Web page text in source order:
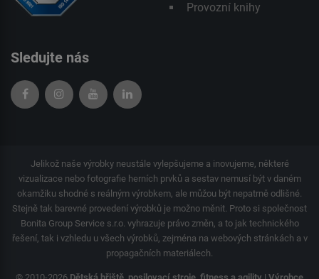
Provozní knihy
Sledujte nás
Jelikož naše výrobky neustále vylepšujeme a inovujeme, některé
vizualizace nebo fotografie herních prvků a sestav nemusí být v daném
okamžiku shodné s reálným výrobkem, ale můžou být nepatrně odlišné.
Stejně tak barevné provedení výrobků je možno měnit. Proto si společnost
Bonita Group Service s.r.o. vyhrazuje právo změn, a to jak technického
řešení, tak i vzhledu u všech výrobků, zejména na webových stránkách a v
propagačních materiálech.